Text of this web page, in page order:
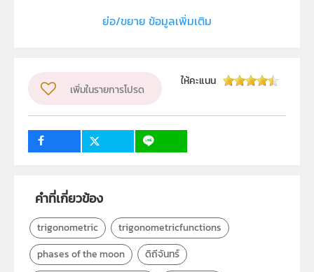
ผู้แต่ง หรือ เจ้าของผลงาน
สาขาคณิตศาสตร์มัธยมศึกษา
กลุ่มเป้าหมาย
ย่อ/ขยาย ข้อมูลเพิ่มเติม
เพิ่มในรายการโปรด
ให้คะแนน
คำที่เกี่ยวข้อง
trigonometric
trigonometricfunctions
phases of the moon
ดิถีจันทร์